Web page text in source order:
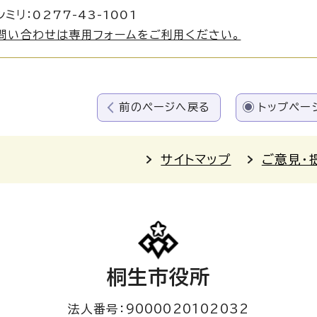
ミリ：0277-43-1001
い合わせは専用フォームをご利用ください。
前のページへ戻る トップペー
サイトマップ ご意見・
桐生市役所
法人番号：9000020102032